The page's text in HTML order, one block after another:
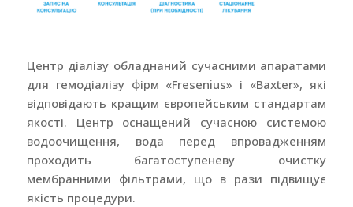
Центр діалізу обладнаний сучасними апаратами
для гемодіалізу фірм «Fresenius» і «Baxter», які
відповідають кращим європейським стандартам
якості. Центр оснащений сучасною системою
водоочищення, вода перед впровадженням
проходить багатоступеневу очистку
мембранними фільтрами, що в рази підвищує
якість процедури.